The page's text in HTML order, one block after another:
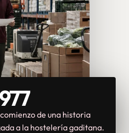
de una historia
a la hostelería gaditana.